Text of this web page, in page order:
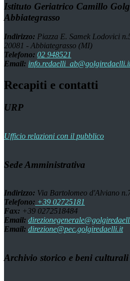
Istituto Geriatrico Camillo
Abbiategrasso
Indirizzo: Piazza E. Samek Lodovici
20081 - Abbiategrasso (MI)
Telefono: 02 948521
Email:
Recapiti e contatti
URP
Ufficio relazioni con il pubblico
Sede Amministrativa
Indirizzo: Via Bartolomeo d'Alviano
Telefono: +39 02725181
Fax: +39 0272518484
Email:
Email: direzione@pec.golgiredaelli.it
Archivio storico e beni culturali